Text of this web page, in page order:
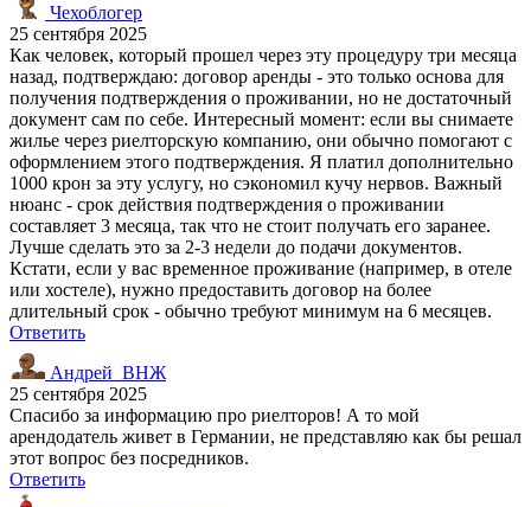
Чехоблогер
25 сентября 2025
Как человек, который прошел через эту процедуру три месяца
назад, подтверждаю: договор аренды - это только основа для
получения подтверждения о проживании, но не достаточный
документ сам по себе. Интересный момент: если вы снимаете
жилье через риелторскую компанию, они обычно помогают с
оформлением этого подтверждения. Я платил дополнительно
1000 крон за эту услугу, но сэкономил кучу нервов. Важный
нюанс - срок действия подтверждения о проживании
составляет 3 месяца, так что не стоит получать его заранее.
Лучше сделать это за 2-3 недели до подачи документов.
Кстати, если у вас временное проживание (например, в отеле
или хостеле), нужно предоставить договор на более
длительный срок - обычно требуют минимум на 6 месяцев.
Ответить
Андрей_ВНЖ
25 сентября 2025
Спасибо за информацию про риелторов! А то мой
арендодатель живет в Германии, не представляю как бы решал
этот вопрос без посредников.
Ответить